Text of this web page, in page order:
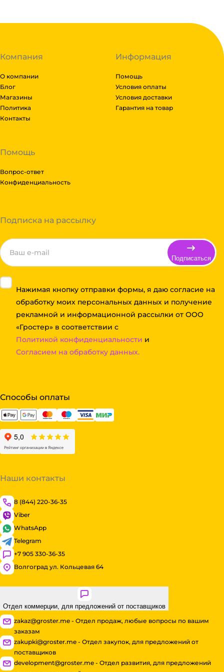
Компания
О компании
Блог
Магазины
Политика
Контакты
Информация
Помощь
Условия оплаты
Условия доставки
Гарантия на товар
Помощь
Вопрос-ответ
Конфиденциальность
Подписка на рассылку
Подписаться
Нажимая кнопку отправки формы, я даю согласие на
обработку моих персональных данных и получение
рекламной и информационной рассылки от ООО
«Гростер» в соответствии с
Политикой конфиденциальности и
Согласием на обработку данных.
Способы оплаты
Наши контакты
8 (844) 220-36-35
Viber
WhatsApp
Telegram
+7 905 330-36-35
Волгоград ул. Кольцевая 64
Отдел коммерции, для предложений от поставщиков
zakaz@groster.me - Отдел продаж, любые вопросы по вашим
заказам
zakupki@groster.me - Отдел закупок, для предложений от
поставщиков
development@groster.me - Отдел развития, для предложений